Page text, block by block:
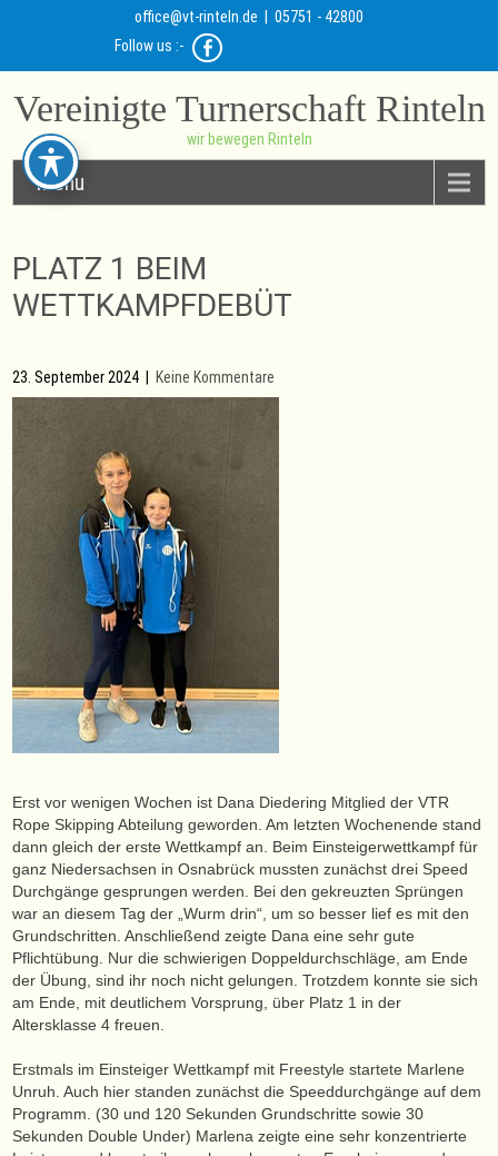
office@vt-rinteln.de | 05751 - 42800
Follow us :-
Vereinigte Turnerschaft Rinteln
wir bewegen Rinteln
Menu
PLATZ 1 BEIM
WETTKAMPFDEBÜT
23. September 2024 Keine Kommentare
Erst vor wenigen Wochen ist Dana Diedering Mitglied der VTR
Rope Skipping Abteilung geworden. Am letzten Wochenende stand
dann gleich der erste Wettkampf an. Beim Einsteigerwettkampf für
ganz Niedersachsen in Osnabrück mussten zunächst drei Speed
Durchgänge gesprungen werden. Bei den gekreuzten Sprüngen
war an diesem Tag der „Wurm drin“, um so besser lief es mit den
Grundschritten. Anschließend zeigte Dana eine sehr gute
Pflichtübung. Nur die schwierigen Doppeldurchschläge, am Ende
der Übung, sind ihr noch nicht gelungen. Trotzdem konnte sie sich
am Ende, mit deutlichem Vorsprung, über Platz 1 in der
Altersklasse 4 freuen.
Erstmals im Einsteiger Wettkampf mit Freestyle startete Marlene
Unruh. Auch hier standen zunächst die Speeddurchgänge auf dem
Programm. (30 und 120 Sekunden Grundschritte sowie 30
Sekunden Double Under) Marlena zeigte eine sehr konzentrierte